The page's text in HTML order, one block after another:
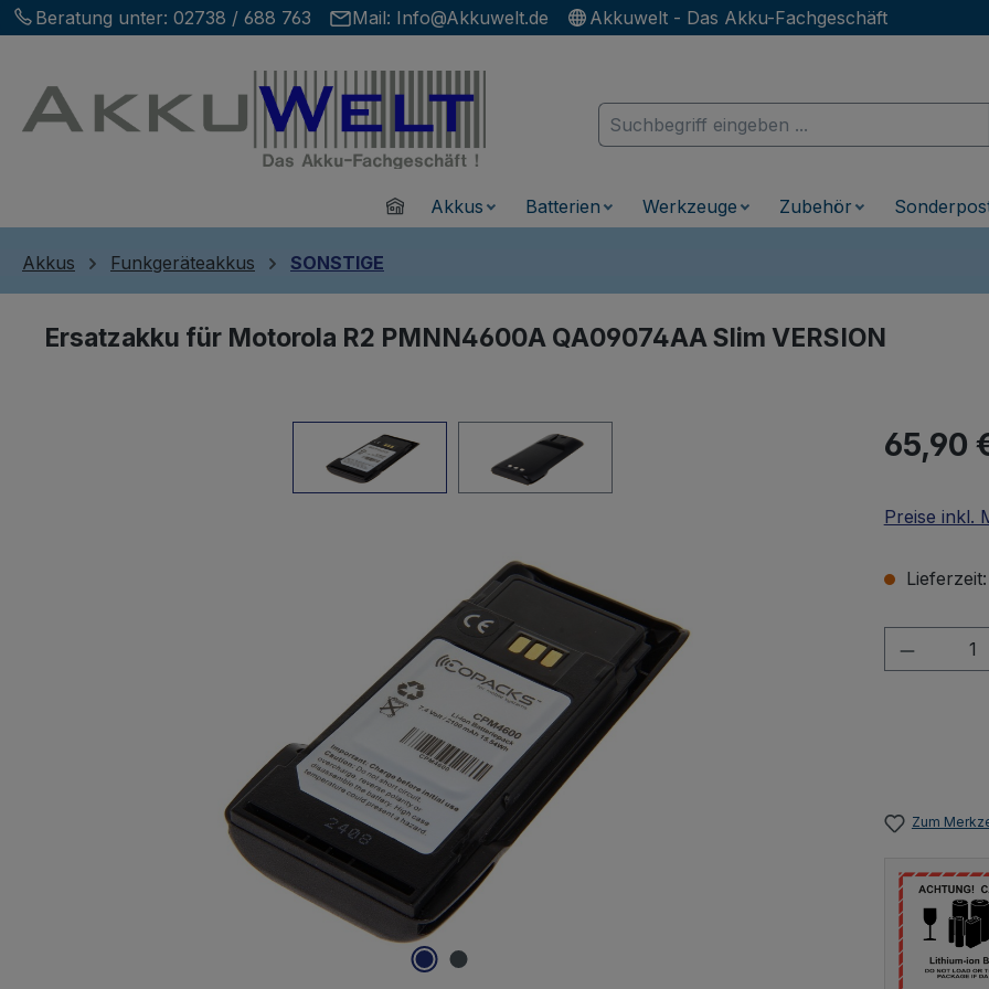
Hauptinhalt springen
Zur Suche springen
Zur Hauptnavigation springen
Beratung unter: 02738 / 688 763 Mail: Info@Akkuwelt.de Akkuwelt - Das Akku-Fachgeschäft
HomeAkkus Batterien Werkzeuge Zubehör
Akkus Funkgeräteakkus SONSTIGE
Ersatzakku für Motorola R2 PMNN4600A QA09074AA Slim VERSION
Regulärer
65,90
Preise inkl.
Zum